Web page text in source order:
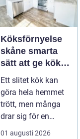
Köksförnyelse
skåne smarta
sätt att ge köket
nytt liv
Ett slitet kök kan
göra hela hemmet
trött, men många
drar sig för en
fullständig
01 augusti 2026